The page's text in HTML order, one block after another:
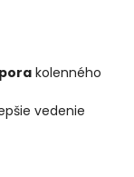
kolenného
vedenie